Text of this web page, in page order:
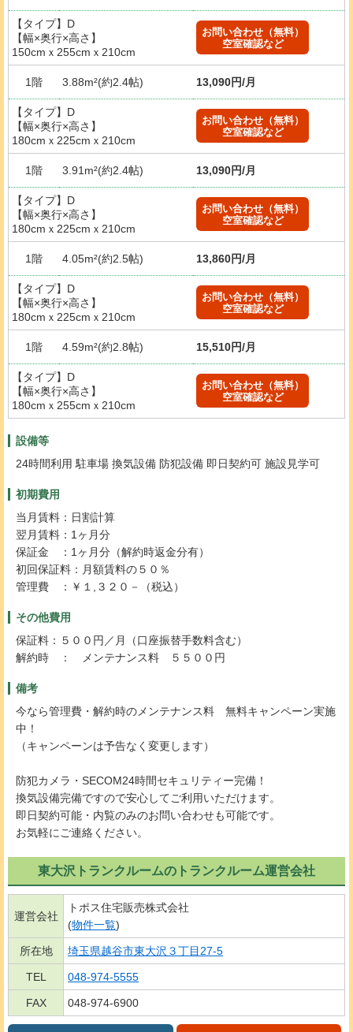
【タイプ】D
【幅×奥行×高さ】
150cmｘ255cmｘ210cm
お問い合わせ（無料）
空室確認など
1階 3.88m²(約2.4帖) 13,090円/月
【タイプ】D
【幅×奥行×高さ】
180cmｘ225cmｘ210cm
お問い合わせ（無料）
空室確認など
1階 3.91m²(約2.4帖) 13,090円/月
【タイプ】D
【幅×奥行×高さ】
180cmｘ225cmｘ210cm
お問い合わせ（無料）
空室確認など
1階 4.05m²(約2.5帖) 13,860円/月
【タイプ】D
【幅×奥行×高さ】
180cmｘ225cmｘ210cm
お問い合わせ（無料）
空室確認など
1階 4.59m²(約2.8帖) 15,510円/月
【タイプ】D
【幅×奥行×高さ】
180cmｘ255cmｘ210cm
お問い合わせ（無料）
空室確認など
設備等
24時間利用 駐車場 換気設備 防犯設備 即日契約可 施設見学可
初期費用
当月賃料：日割計算
翌月賃料：1ヶ月分
保証金 ：1ヶ月分（解約時返金分有）
初回保証料：月額賃料の５０％
管理費 ：￥１,３２０－（税込）
その他費用
保証料：５００円／月（口座振替手数料含む）
解約時 ： メンテナンス料 ５５００円
備考
今なら管理費・解約時のメンテナンス料 無料キャンペーン実施
中！
（キャンペーンは予告なく変更します）
防犯カメラ・SECOM24時間セキュリティー完備！
換気設備完備ですので安心してご利用いただけます。
即日契約可能・内覧のみのお問い合わせも可能です。
お気軽にご連絡ください。
東大沢トランクルームのトランクルーム運営会社
運営会社
トポス住宅販売株式会社
(物件一覧)
所在地 埼玉県越谷市東大沢３丁目27-5
TEL 048-974-5555
FAX 048-974-6900